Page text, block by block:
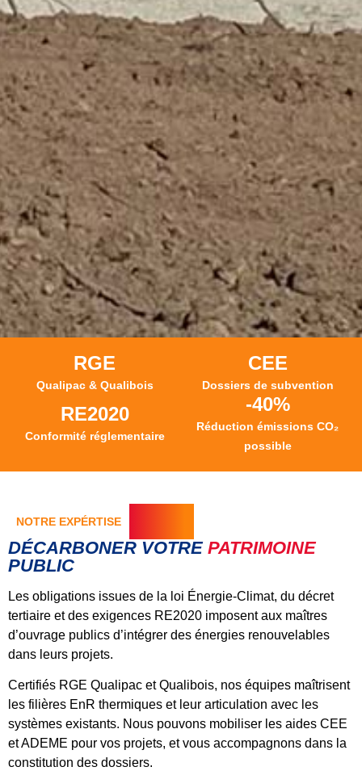
RGE
Qualipac & Qualibois
CEE
Dossiers de subvention
RE2020
Conformité réglementaire
-40%
Réduction émissions CO₂
possible
NOTRE EXPÉRTISE
DÉCARBONER VOTRE PATRIMOINE
PUBLIC
Les obligations issues de la loi Énergie-Climat, du décret
tertiaire et des exigences RE2020 imposent aux maîtres
d’ouvrage publics d’intégrer des énergies renouvelables
dans leurs projets.
Certifiés RGE Qualipac et Qualibois, nos équipes maîtrisent
les filières EnR thermiques et leur articulation avec les
systèmes existants. Nous pouvons mobiliser les aides CEE
et ADEME pour vos projets, et vous accompagnons dans la
constitution des dossiers.